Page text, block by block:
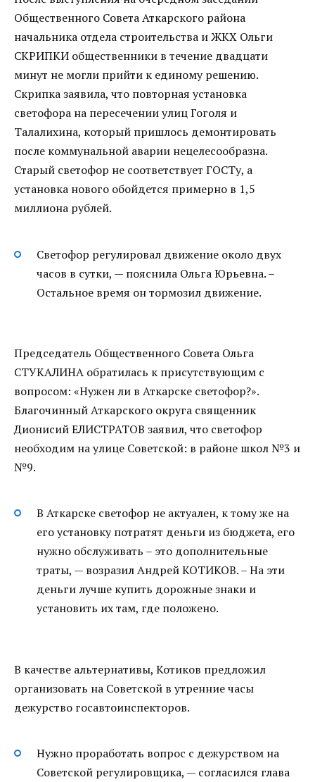
Общественного Совета Аткарского района
начальника отдела строительства и ЖКХ Ольги
СКРИПКИ общественники в течение двадцати
минут не могли прийти к единому решению.
Скрипка заявила, что повторная установка
светофора на пересечении улиц Гоголя и
Талалихина, который пришлось демонтировать
после коммунальной аварии нецелесообразна.
Старый светофор не соответствует ГОСТу, а
установка нового обойдется примерно в 1,5
миллиона рублей.
Светофор регулировал движение около двух
часов в сутки, — пояснила Ольга Юрьевна. –
Остальное время он тормозил движение.
Председатель Общественного Совета Ольга
СТУКАЛИНА обратилась к присутствующим с
вопросом: «Нужен ли в Аткарске светофор?».
Благочинный Аткарского округа священник
Дионисий ЕЛИСТРАТОВ заявил, что светофор
необходим на улице Советской: в районе школ №3 и
№9.
В Аткарске светофор не актуален, к тому же на
его установку потратят деньги из бюджета, его
нужно обслуживать – это дополнительные
траты, — возразил Андрей КОТИКОВ. – На эти
деньги лучше купить дорожные знаки и
установить их там, где положено.
В качестве альтернативы, Котиков предложил
организовать на Советской в утренние часы
дежурство госавтоинспекторов.
Нужно проработать вопрос с дежурством на
Советской регулировщика, — согласился глава